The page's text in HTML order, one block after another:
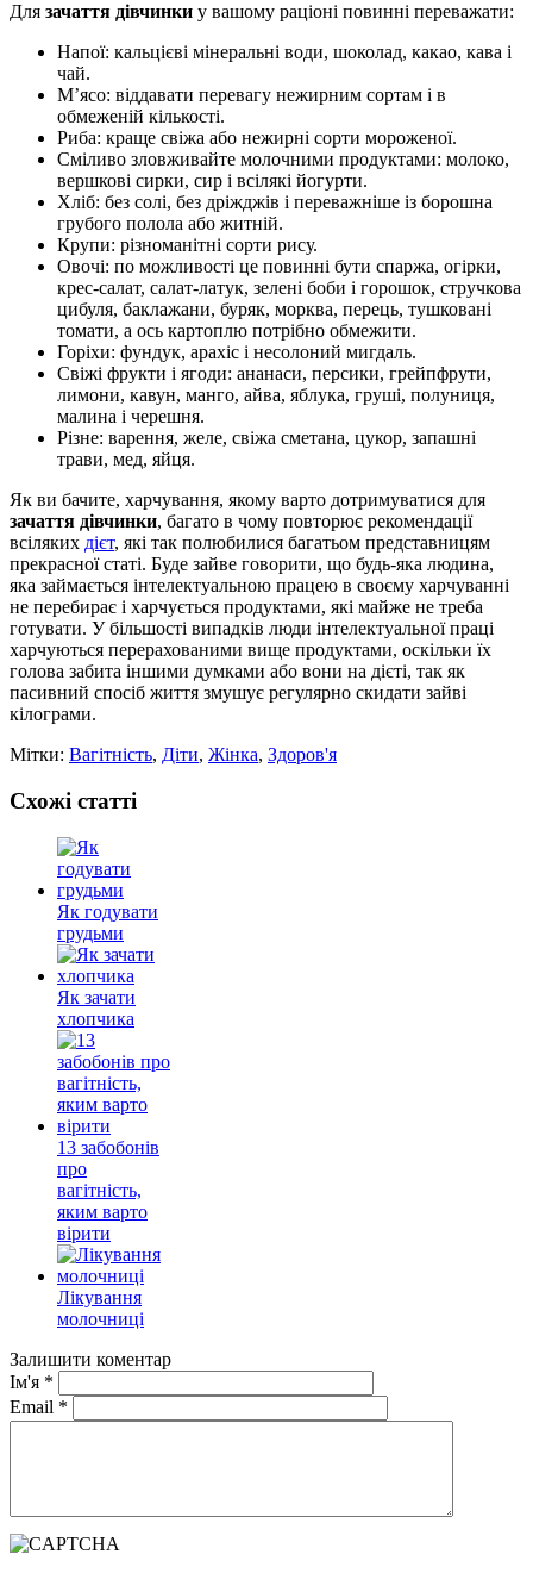
Для зачаття дівчинки у вашому раціоні повинні переважати:
Напої: кальцієві мінеральні води, шоколад, какао, кава і
чай.
М’ясо: віддавати перевагу нежирним сортам і в
обмеженій кількості.
Риба: краще свіжа або нежирні сорти мороженої.
Сміливо зловживайте молочними продуктами: молоко,
вершкові сирки, сир і всілякі йогурти.
Хліб: без солі, без дріжджів і переважніше із борошна
грубого полола або житній.
Крупи: різноманітні сорти рису.
Овочі: по можливості це повинні бути спаржа, огірки,
крес-салат, салат-латук, зелені боби і горошок, стручкова
цибуля, баклажани, буряк, морква, перець, тушковані
томати, а ось картоплю потрібно обмежити.
Горіхи: фундук, арахіс і несолоний мигдаль.
Свіжі фрукти і ягоди: ананаси, персики, грейпфрути,
лимони, кавун, манго, айва, яблука, груші, полуниця,
малина і черешня.
Різне: варення, желе, свіжа сметана, цукор, запашні
трави, мед, яйця.
Як ви бачите, харчування, якому варто дотримуватися для
зачаття дівчинки, багато в чому повторює рекомендації
всіляких дієт, які так полюбилися багатьом представницям
прекрасної статі. Буде зайве говорити, що будь-яка людина,
яка займається інтелектуальною працею в своєму харчуванні
не перебирає і харчується продуктами, які майже не треба
готувати. У більшості випадків люди інтелектуальної праці
харчуються перерахованими вище продуктами, оскільки їх
голова забита іншими думками або вони на дієті, так як
пасивний спосіб життя змушує регулярно скидати зайві
кілограми.
Мітки: Вагітність, Діти, Жінка, Здоров'я
Схожі статті
Як годувати
грудьми
Як зачати
хлопчика
13 забобонів
про
вагітність,
яким варто
вірити
Лікування
молочниці
Залишити коментар
Ім'я *
Email *